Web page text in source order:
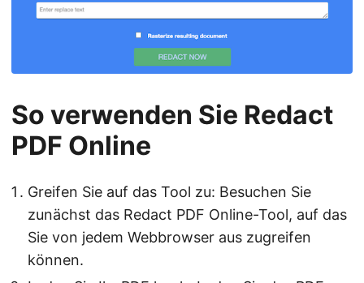
So verwenden Sie Redact
PDF Online
Greifen Sie auf das Tool zu: Besuchen Sie
zunächst das Redact PDF Online-Tool, auf das
Sie von jedem Webbrowser aus zugreifen
können.